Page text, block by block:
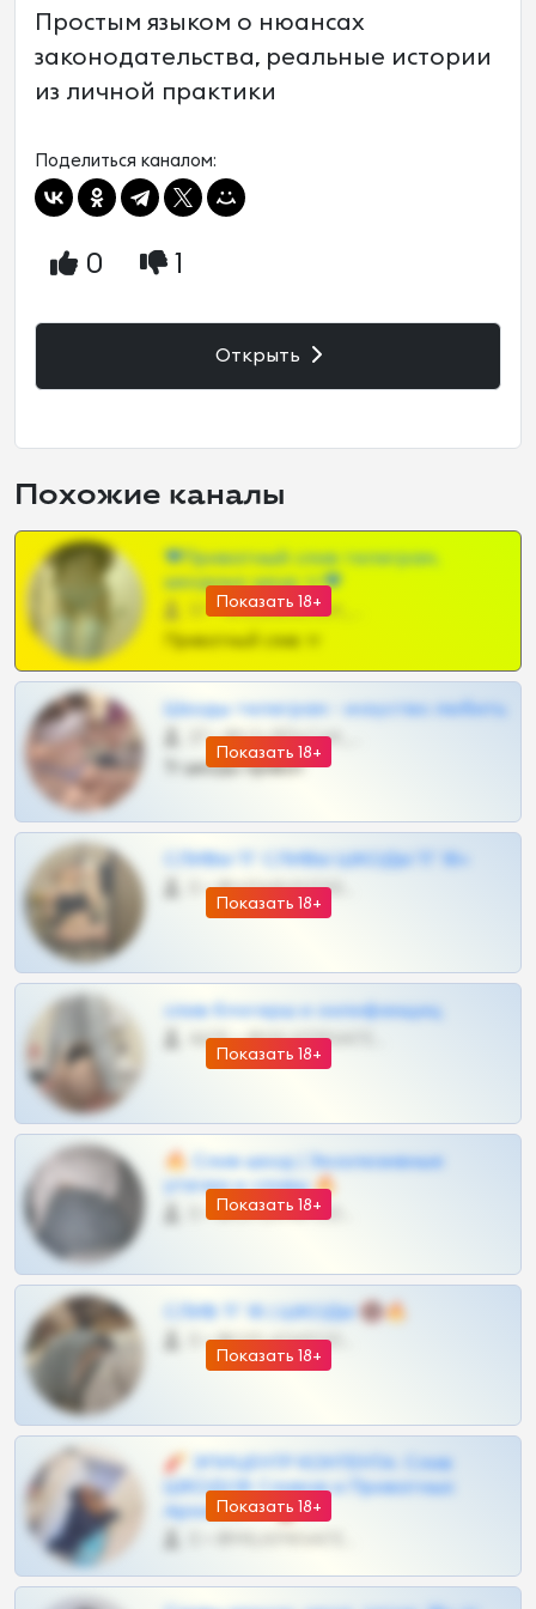
Простым языком о нюансах
законодательства, реальные истории
из личной практики
Поделиться каналом:
0 1
Открыть
Похожие каналы
Показать 18+
❤Приватный слив телеграм,
шкодных шкур тг❤
57 •
Приватный слив тг
Показать 18+
Шкоды телеграм - искуство любить
27 •
Тг шкоды приват
Показать 18+
СЛИВЫ ТГ СЛИВЫ ШКОДЫ ТГ 18+
0 •
Показать 18+
слив блогерш и онлифанщиц
4675 •
Показать 18+
🔥 Слив шкод | Эксклюзивные
утечки и сливы 🔥
0 •
Показать 18+
СЛИВ ТГ 18 | ШКОДЫ 🔞🔥
0 •
Показать 18+
🧨 ЭПИЦЕНТР КОНТЕНТА: Слив
ШКОДОВ Сливов и Приватных
Архивов ТГ 🔞💎